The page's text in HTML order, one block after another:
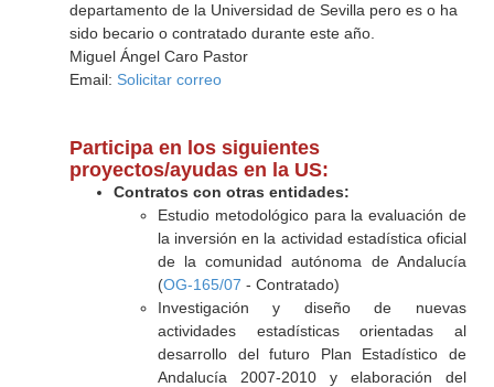
departamento de la Universidad de Sevilla pero es o ha
sido becario o contratado durante este año.
Miguel Ángel Caro Pastor
Email: Solicitar correo
Participa en los siguientes
proyectos/ayudas en la US:
Contratos con otras entidades:
Estudio metodológico para la evaluación de
la inversión en la actividad estadística oficial
de la comunidad autónoma de Andalucía
(OG-165/07 - Contratado)
Investigación y diseño de nuevas
actividades estadísticas orientadas al
desarrollo del futuro Plan Estadístico de
Andalucía 2007-2010 y elaboración del